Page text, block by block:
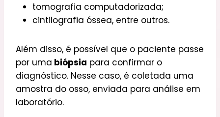
tomografia computadorizada;
cintilografia óssea, entre outros.
Além disso, é possível que o paciente passe
por uma biópsia para confirmar o
diagnóstico. Nesse caso, é coletada uma
amostra do osso, enviada para análise em
laboratório.